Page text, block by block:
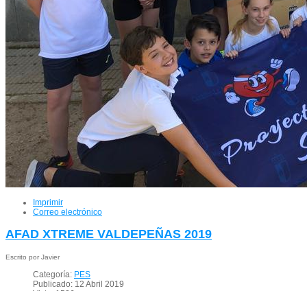
Imprimir
Correo electrónico
AFAD XTREME VALDEPEÑAS 2019
Escrito por Javier
Categoría: PES
Publicado: 12 Abril 2019